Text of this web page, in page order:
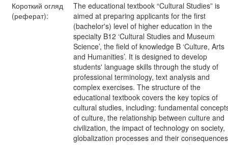
Короткий огляд
(реферат):
The educational textbook “Cultural Studies” is
aimed at preparing applicants for the first
(bachelor's) level of higher education in the
specialty B12 ‘Cultural Studies and Museum
Science’, the field of knowledge B ‘Culture, Arts
and Humanities’. It is designed to develop
students' language skills through the study of
professional terminology, text analysis and
complex exercises. The structure of the
educational textbook covers the key topics of
cultural studies, including: fundamental
of culture, the relationship between culture and
civilization, the impact of technology on society,
globalization processes and their